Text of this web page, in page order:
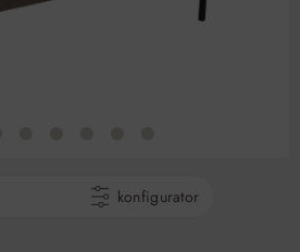
konfigurator